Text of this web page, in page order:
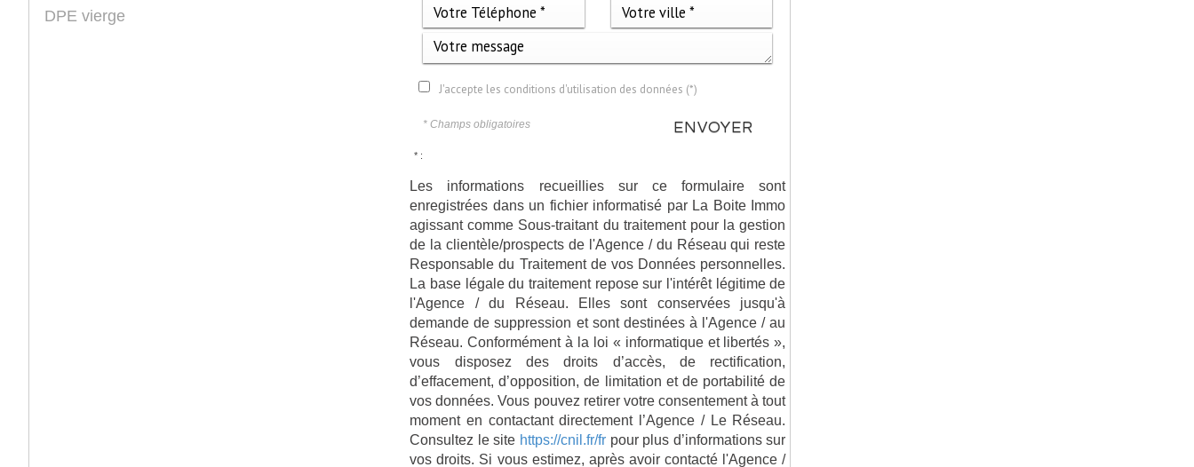
DPE vierge
J'accepte les conditions d'utilisation des données (*)
* Champs obligatoires ENVOYER
* :
Les informations recueillies sur ce formulaire sont
enregistrées dans un fichier informatisé par La Boite Immo
agissant comme Sous-traitant du traitement pour la gestion
de la clientèle/prospects de l'Agence / du Réseau qui reste
Responsable du Traitement de vos Données personnelles.
La base légale du traitement repose sur l'intérêt légitime de
l'Agence / du Réseau. Elles sont conservées jusqu'à
demande de suppression et sont destinées à l'Agence / au
Réseau. Conformément à la loi « informatique et libertés »,
vous disposez des droits d’accès, de rectification,
d’effacement, d’opposition, de limitation et de portabilité de
vos données. Vous pouvez retirer votre consentement à tout
moment en contactant directement l’Agence / Le Réseau.
Consultez le site https://cnil.fr/frpour plus d’informations sur
vos droits. Si vous estimez, après avoir contacté l'Agence /